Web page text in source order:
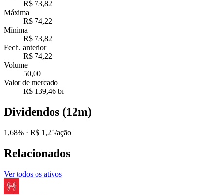
R$ 73,82
Máxima
R$ 74,22
Mínima
R$ 73,82
Fech. anterior
R$ 74,22
Volume
50,00
Valor de mercado
R$ 139,46 bi
Dividendos (12m)
1,68% · R$ 1,25/ação
Relacionados
Ver todos os ativos